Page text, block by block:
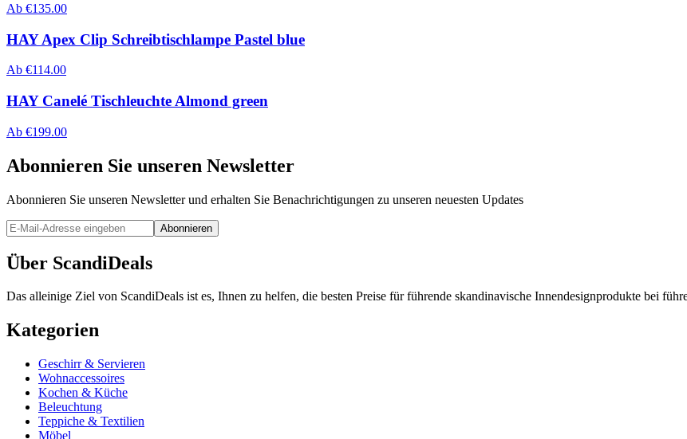
Ab €135.00
HAY Apex Clip Schreibtischlampe Pastel blue
Ab €114.00
HAY Canelé Tischleuchte Almond green
Ab €199.00
Abonnieren Sie unseren Newsletter
Abonnieren Sie unseren Newsletter und erhalten Sie Benachrichtigungen zu unseren neuesten Updates
Abonnieren
Über ScandiDeals
Das alleinige Ziel von ScandiDeals ist es, Ihnen zu helfen, die besten Preise für führende skandinavische Innendesignprodukte bei
Kategorien
Geschirr & Servieren
Wohnaccessoires
Kochen & Küche
Beleuchtung
Teppiche & Textilien
Möbel